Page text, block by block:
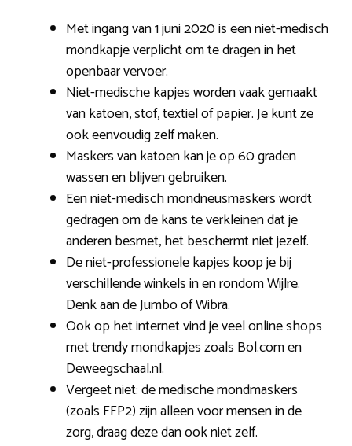
Met ingang van 1 juni 2020 is een niet-medisch
mondkapje verplicht om te dragen in het
openbaar vervoer.
Niet-medische kapjes worden vaak gemaakt
van katoen, stof, textiel of papier. Je kunt ze
ook eenvoudig zelf maken.
Maskers van katoen kan je op 60 graden
wassen en blijven gebruiken.
Een niet-medisch mondneusmaskers wordt
gedragen om de kans te verkleinen dat je
anderen besmet, het beschermt niet jezelf.
De niet-professionele kapjes koop je bij
verschillende winkels in en rondom Wijlre.
Denk aan de Jumbo of Wibra.
Ook op het internet vind je veel online shops
met trendy mondkapjes zoals Bol.com en
Deweegschaal.nl.
Vergeet niet: de medische mondmaskers
(zoals FFP2) zijn alleen voor mensen in de
zorg, draag deze dan ook niet zelf.